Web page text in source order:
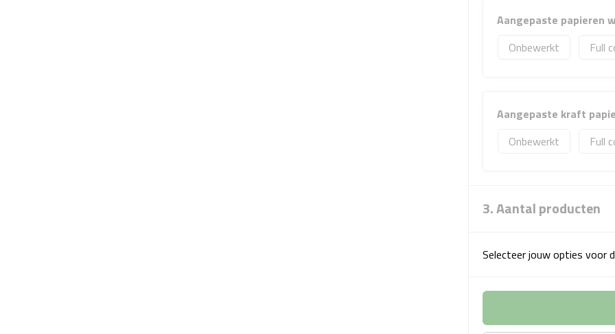
Aangepaste papieren
Onbewerkt
Full
Aangepaste kraft
Onbewerkt
Full
3. Aantal producten
Selecteer jouw opties voor